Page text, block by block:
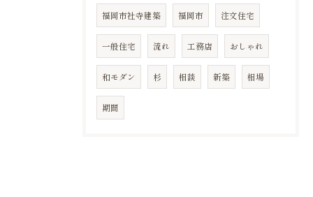
福岡市社寺建築 福岡市 注文住宅
一般住宅 流れ 工務店 おしゃれ
和モダン 杉 相談 新築 相場
期間